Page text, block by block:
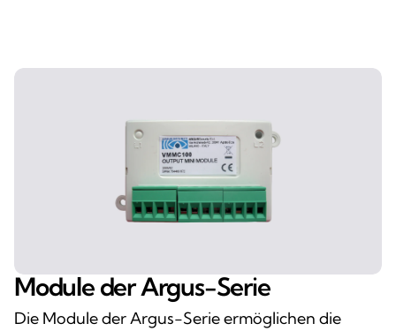
Module der Argus-Serie
Die Module der Argus-Serie ermöglichen die